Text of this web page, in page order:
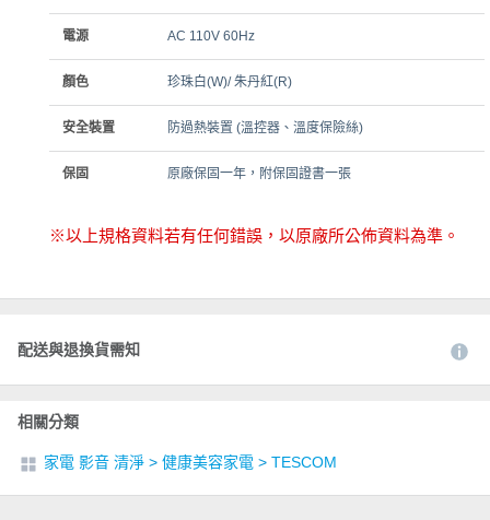
電源 AC 110V 60Hz
顏色 珍珠白(W)/ 朱丹紅(R)
安全裝置 防過熱裝置 (溫控器、溫度保險絲)
保固 原廠保固一年，附保固證書一張
※以上規格資料若有任何錯誤，以原廠所公佈資料為準。
配送與退換貨需知
相關分類
家電 影音 清淨 > 健康美容家電 > TESCOM